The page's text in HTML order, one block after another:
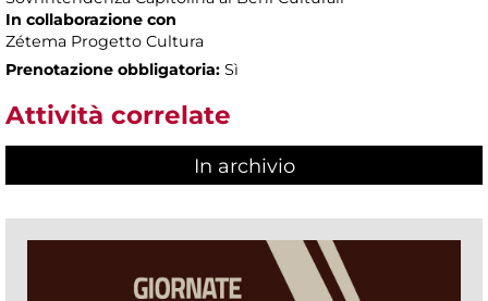
In collaborazione con
Zétema Progetto Cultura
Prenotazione obbligatoria: Sì
Attività correlate
In archivio